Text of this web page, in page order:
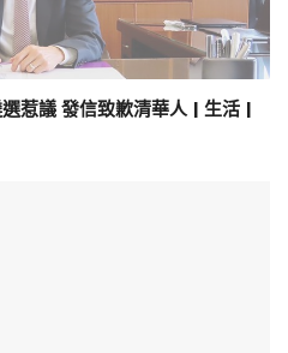
惹議 發信致歉清華人 | 生活 |